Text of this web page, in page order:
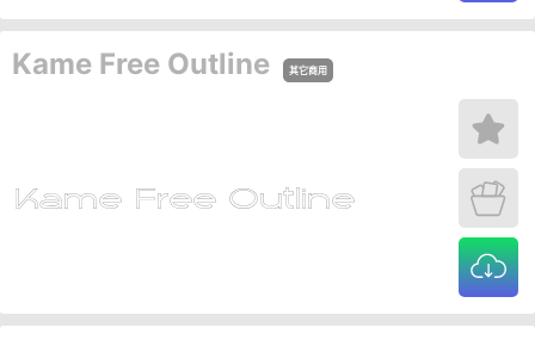
Kame Free Outline 其它商用